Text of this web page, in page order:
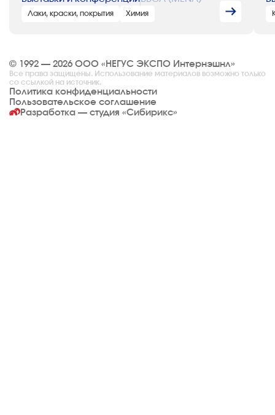
Лаки, краски, покрытия Химия
© 1992 — 2026 ООО «НЕГУС ЭКСПО Интернэшнл»
Все права защищены. Использование материалов возможно только
со ссылкой на источник.
Политика конфиденциальности
Пользовательское соглашение
Разработка — студия «Сибирикс»